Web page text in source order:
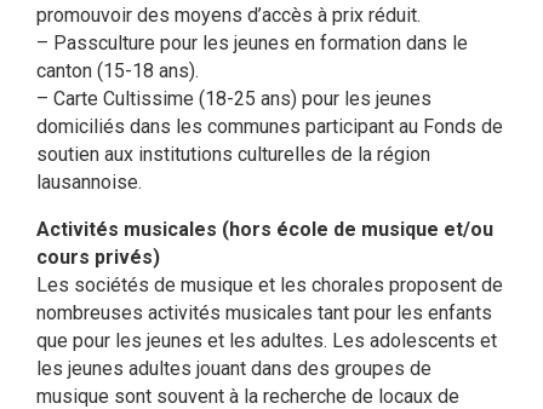
promouvoir des moyens d’accès à prix réduit.
– Passculture pour les jeunes en formation dans le
canton (15-18 ans).
– Carte Cultissime (18-25 ans) pour les jeunes
domiciliés dans les communes participant au Fonds de
soutien aux institutions culturelles de la région
lausannoise.
Activités musicales (hors école de musique et/ou
cours privés)
Les sociétés de musique et les chorales proposent de
nombreuses activités musicales tant pour les enfants
que pour les jeunes et les adultes. Les adolescents et
les jeunes adultes jouant dans des groupes de
musique sont souvent à la recherche de locaux de